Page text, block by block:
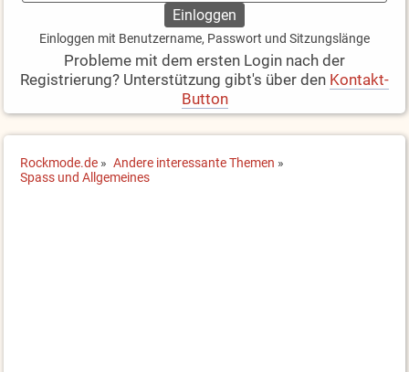
Einloggen mit Benutzername, Passwort und Sitzungslänge
Probleme mit dem ersten Login nach der
Registrierung? Unterstützung gibt's über den Kontakt-
Button
Rockmode.de » Andere interessante Themen »
Spass und Allgemeines